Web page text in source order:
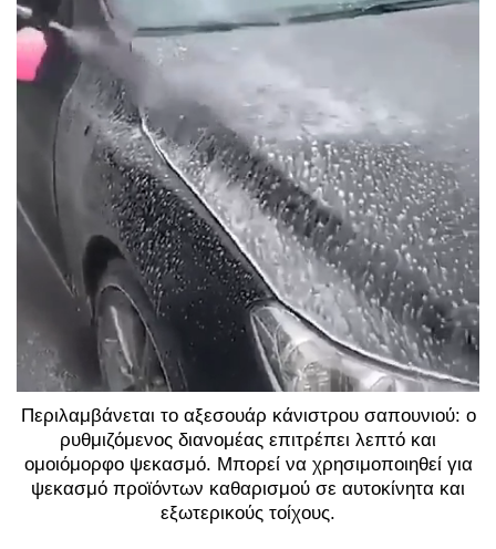
Περιλαμβάνεται το αξεσουάρ κάνιστρου σαπουνιού: ο
ρυθμιζόμενος διανομέας επιτρέπει λεπτό και
ομοιόμορφο ψεκασμό. Μπορεί να χρησιμοποιηθεί για
ψεκασμό προϊόντων καθαρισμού σε αυτοκίνητα και
εξωτερικούς τοίχους.